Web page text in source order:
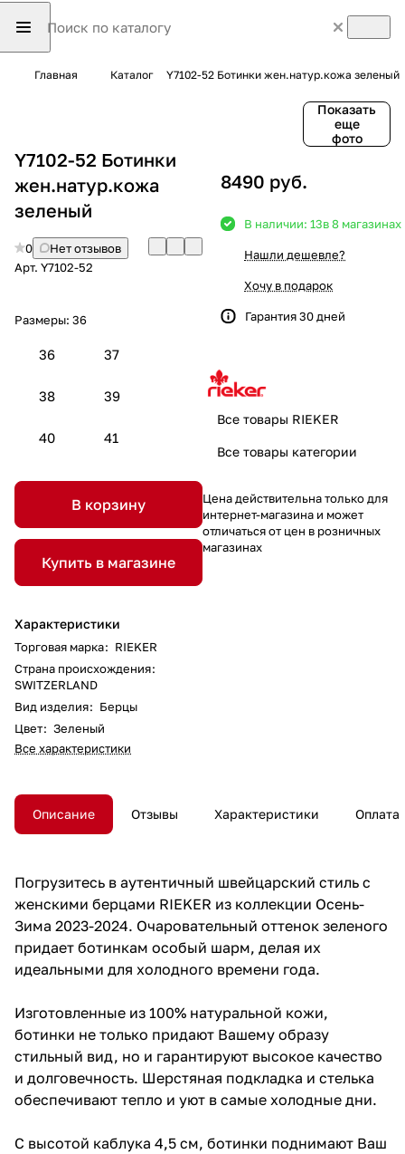
Главная Каталог Y7102-52 Ботинки жен.натур.кожа зеленый
Показать
еще
фото
Y7102-52 Ботинки
жен.натур.кожа
зеленый
0
Нет отзывов
Арт. Y7102-52
Размеры: 36
36 37
38 39
40 41
В корзину
Купить в магазине
Характеристики
Торговая марка: RIEKER
Страна происхождения:
SWITZERLAND
Вид изделия: Берцы
Цвет: Зеленый
Все характеристики
8490 руб.
В наличии: 13в 8 магазинах
Нашли дешевле?
Хочу в подарок
Гарантия 30 дней
Все товары RIEKER
Все товары категории
Цена действительна только для
интернет-магазина и может
отличаться от цен в розничных
магазинах
Описание Отзывы Характеристики Оплата
Погрузитесь в аутентичный швейцарский стиль с
женскими берцами RIEKER из коллекции Осень-
Зима 2023-2024. Очаровательный оттенок зеленого
придает ботинкам особый шарм, делая их
идеальными для холодного времени года.
Изготовленные из 100% натуральной кожи,
ботинки не только придают Вашему образу
стильный вид, но и гарантируют высокое качество
и долговечность. Шерстяная подкладка и стелька
обеспечивают тепло и уют в самые холодные дни.
С высотой каблука 4,5 см, ботинки поднимают Ваш